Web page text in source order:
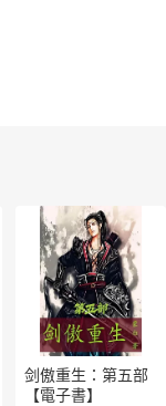
剑傲重生：第五部
【電子書】